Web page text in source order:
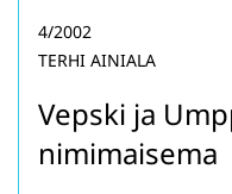
Vepski ja
nimimaisema
4/2002
TERHI AINIALA